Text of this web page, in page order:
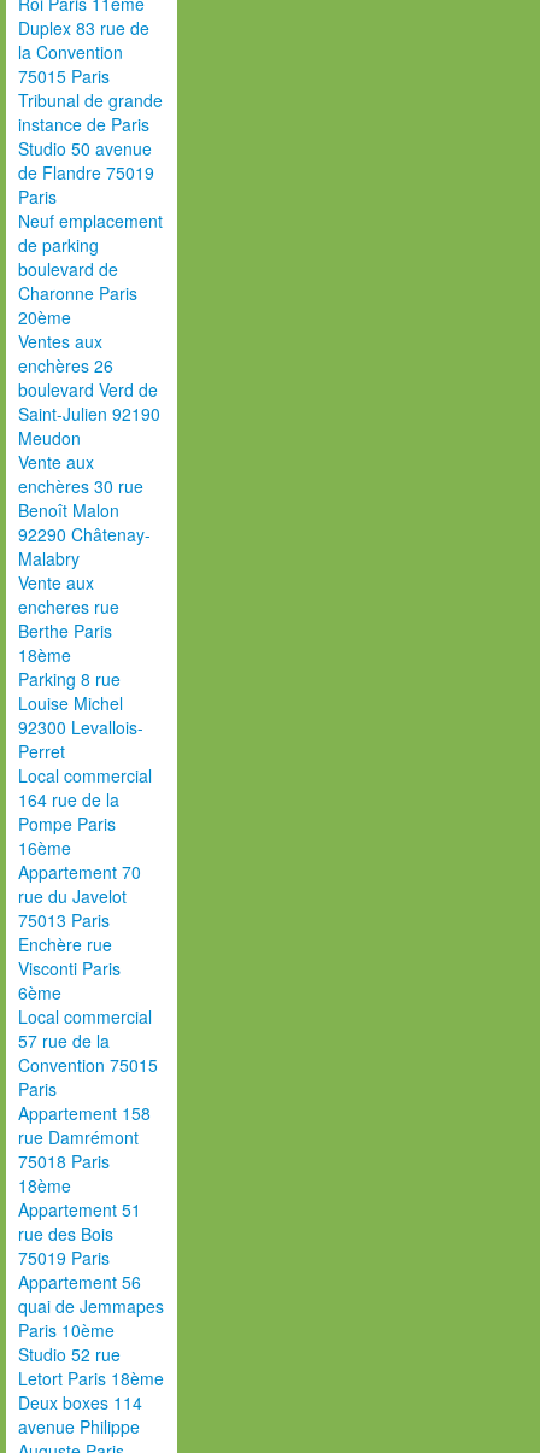
Duplex 83 rue de
la Convention
75015 Paris
Tribunal de grande
instance de Paris
Studio 50 avenue
de Flandre 75019
Paris
Neuf emplacement
de parking
boulevard de
Charonne Paris
20ème
Ventes aux
enchères 26
boulevard Verd de
Saint-Julien 92190
Meudon
Vente aux
enchères 30 rue
Benoît Malon
92290 Châtenay-
Malabry
Vente aux
encheres rue
Berthe Paris
18ème
Parking 8 rue
Louise Michel
92300 Levallois-
Perret
Local commercial
164 rue de la
Pompe Paris
16ème
Appartement 70
rue du Javelot
75013 Paris
Enchère rue
Visconti Paris
6ème
Local commercial
57 rue de la
Convention 75015
Paris
Appartement 158
rue Damrémont
75018 Paris
18ème
Appartement 51
rue des Bois
75019 Paris
Appartement 56
quai de Jemmapes
Paris 10ème
Studio 52 rue
Letort Paris 18ème
Deux boxes 114
avenue Philippe